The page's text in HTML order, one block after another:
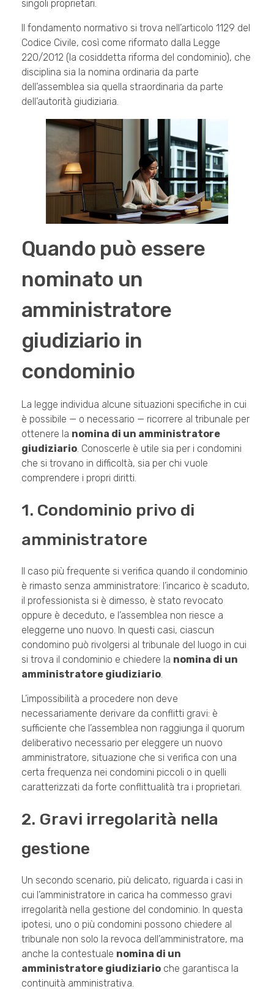
singoli proprietari.
Il fondamento normativo si trova nell’articolo 1129 del
Codice Civile, così come riformato dalla Legge
220/2012 (la cosiddetta riforma del condominio), che
disciplina sia la nomina ordinaria da parte
dell’assemblea sia quella straordinaria da parte
dell’autorità giudiziaria.
Quando può essere
nominato un
amministratore
giudiziario in
condominio
La legge individua alcune situazioni specifiche in cui
è possibile — o necessario — ricorrere al tribunale per
ottenere la nomina di un amministratore
giudiziario . Conoscerle è utile sia per i condomini
che si trovano in difficoltà, sia per chi vuole
comprendere i propri diritti.
1. Condominio privo di
amministratore
Il caso più frequente si verifica quando il condominio
è rimasto senza amministratore: l’incarico è scaduto,
il professionista si è dimesso, è stato revocato
oppure è deceduto, e l’assemblea non riesce a
eleggerne uno nuovo. In questi casi, ciascun
condomino può rivolgersi al tribunale del luogo in cui
si trova il condominio e chiedere la nomina di un
amministratore giudiziario
L’impossibilità a procedere non deve
necessariamente derivare da conflitti gravi: è
sufficiente che l’assemblea non raggiunga il quorum
deliberativo necessario per eleggere un nuovo
amministratore, situazione che si verifica con una
certa frequenza nei condomini piccoli o in quelli
caratterizzati da forte conflittualità tra i proprietari.
2. Gravi irregolarità nella
gestione
Un secondo scenario, più delicato, riguarda i casi in
cui l’amministratore in carica ha commesso gravi
irregolarità nella gestione del condominio. In questa
ipotesi, uno o più condomini possono chiedere al
tribunale non solo la revoca dell’amministratore, ma
anche la contestuale nomina di un
amministratore giudiziario che garantisca la
continuità amministrativa.